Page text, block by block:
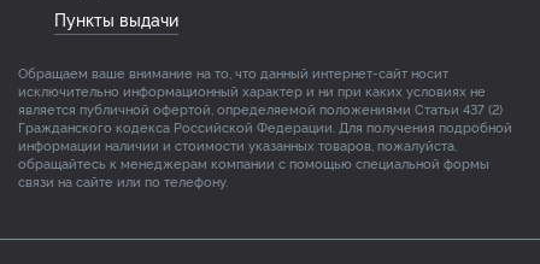
Пункты выдачи
Обращаем ваше внимание на то, что данный интернет-сайт носит
исключительно информационный характер и ни при каких условиях не
является публичной офертой, определяемой положениями Статьи 437 (2)
Гражданского кодекса Российской Федерации. Для получения подробной
информации наличии и стоимости указанных товаров, пожалуйста,
обращайтесь к менеджерам компании с помощью специальной формы
связи на сайте или по телефону.